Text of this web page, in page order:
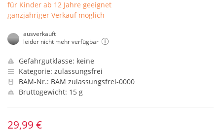
für Kinder ab 12 Jahre geeignet
ganzjähriger Verkauf möglich
ausverkauft
leider nicht mehr verfügbar
Gefahrgutklasse: keine
Kategorie: zulassungsfrei
BAM-Nr.: BAM zulassungsfrei-0000
Bruttogewicht: 15 g
29,99 €